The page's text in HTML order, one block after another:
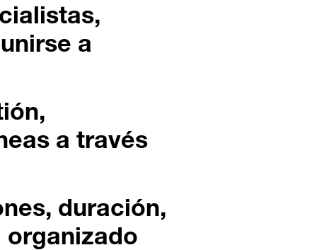
a
a través
duración,
organizado